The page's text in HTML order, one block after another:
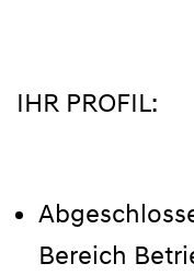
IHR PROFIL:
Bereich